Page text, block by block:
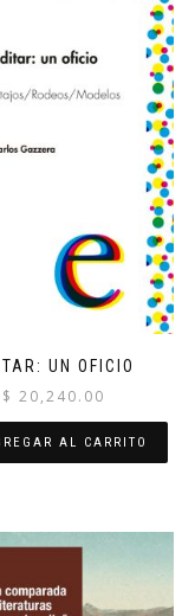
UN OFICIO
$ 20,240.00
AL CARRITO